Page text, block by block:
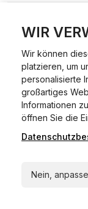
WIR
Wir können
platzieren, um
personalisierte
großartiges
Informationen
öffnen Sie die
Nein,
Abmeldungen für
Was ist Online
Ein
ummelden oder
Dokumentprüfung
Welche
Zeitersparnis,
Behörde
Welche
Fahrzeugbrief,
Die Prozesse